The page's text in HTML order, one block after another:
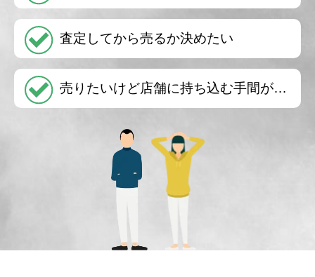
査定してから売るか決めたい
売りたいけど店舗に持ち込む手間が…